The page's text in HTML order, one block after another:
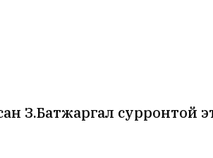
З.Батжаргал сурронтой